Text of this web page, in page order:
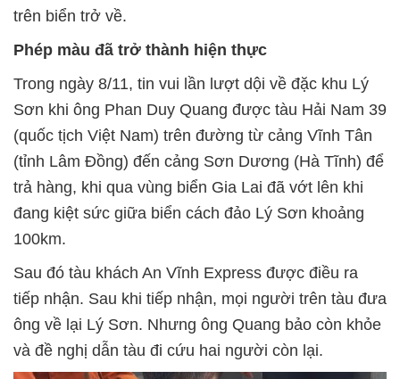
trên biển trở về.
Phép màu đã trở thành hiện thực
Trong ngày 8/11, tin vui lần lượt dội về đặc khu Lý
Sơn khi ông Phan Duy Quang được tàu Hải Nam 39
(quốc tịch Việt Nam) trên đường từ cảng Vĩnh Tân
(tỉnh Lâm Đồng) đến cảng Sơn Dương (Hà Tĩnh) để
trả hàng, khi qua vùng biển Gia Lai đã vớt lên khi
đang kiệt sức giữa biển cách đảo Lý Sơn khoảng
100km.
Sau đó tàu khách An Vĩnh Express được điều ra
tiếp nhận. Sau khi tiếp nhận, mọi người trên tàu đưa
ông về lại Lý Sơn. Nhưng ông Quang bảo còn khỏe
và đề nghị dẫn tàu đi cứu hai người còn lại.